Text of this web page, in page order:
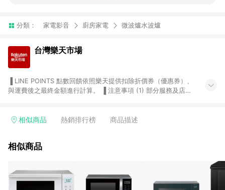
分類： 家電影音 廚房家電 微波爐水波爐
台灣樂天市場
與運費後之最終金額進行計算。 ▐ 注意事項 (1) 部分服務及店家
Smart mobile、神腦生活、JS巨盛、樂天KOBO電子書，請詳閱
台灣樂天市場，並在同一瀏覽器於24小時內結帳，才享有 LINE
使用APP、或中途瀏覽比價網、回饋網、Google等其他網頁、或
由網頁版(電腦版/手機版網頁)切換為App都將會造成追蹤中斷而
相似商品 熱銷排行榜 商品描述
相似商品